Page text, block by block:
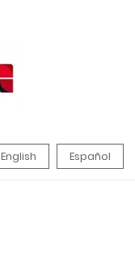
English Español